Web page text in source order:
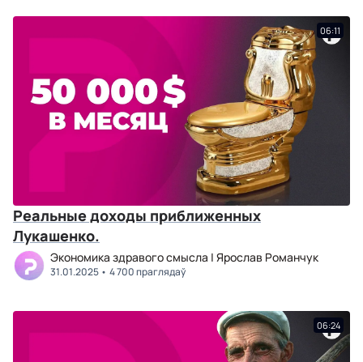
06:11
Реальные доходы приближенных
Лукашенко.
Экономика здравого смысла | Ярослав Романчук
31.01.2025 4 700 праглядаў
06:24